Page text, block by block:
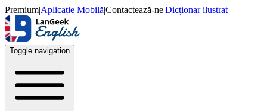
Premium|Aplicație Mobilă|Contactează-ne|Dicționar ilustrat
Toggle navigation